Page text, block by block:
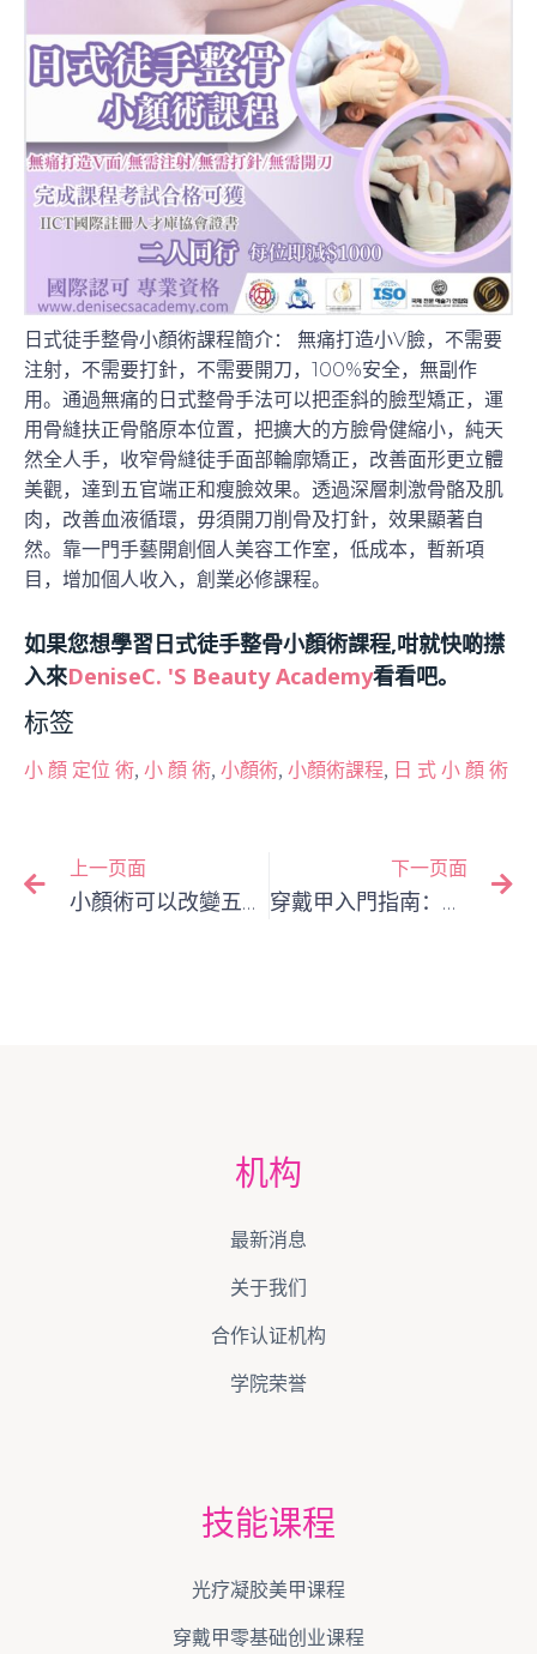
日式徒手整骨小顏術課程簡介： 無痛打造小V臉，不需要
注射，不需要打針，不需要開刀，100%安全，無副作
用。通過無痛的日式整骨手法可以把歪斜的臉型矯正，運
用骨縫扶正骨骼原本位置，把擴大的方臉骨健縮小，純天
然全人手，收窄骨縫徒手面部輪廓矯正，改善面形更立體
美觀，達到五官端正和瘦臉效果。透過深層刺激骨骼及肌
肉，改善血液循環，毋須開刀削骨及打針，效果顯著自
然。靠一門手藝開創個人美容工作室，低成本，暫新項
目，增加個人收入，創業必修課程。
如果您想學習日式徒手整骨小顏術課程,咁就快啲㩒
入來DeniseC. 's Beauty Academy看看吧。
标签
小 顏 定位 術, 小 顏 術, 小顏術, 小顏術課程, 日 式 小 顏 術
上一页面
小顏術可以改變五官嗎？視覺效果分析
下一页面
穿戴甲入門指南：零基礎也能輕鬆學會的5大技巧
机构
最新消息
关于我们
合作认证机构
学院荣誉
技能课程
光疗凝胶美甲课程
穿戴甲零基础创业课程